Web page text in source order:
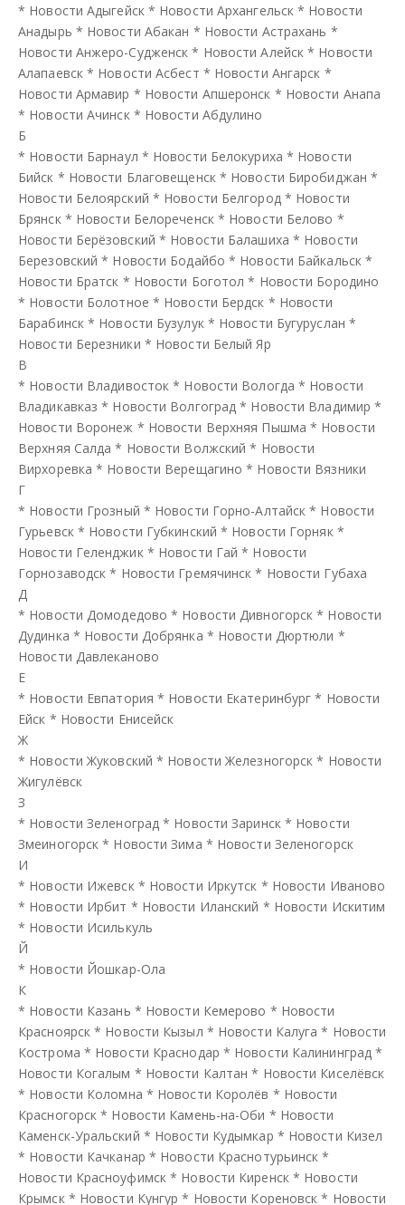
* Новости Адыгейск * Новости Архангельск * Новости
Анадырь * Новости Абакан * Новости Астрахань *
Новости Анжеро-Судженск * Новости Алейск * Новости
Алапаевск * Новости Асбест * Новости Ангарск *
Новости Армавир * Новости Апшеронск * Новости Анапа
* Новости Ачинск * Новости Абдулино
Б
* Новости Барнаул * Новости Белокуриха * Новости
Бийск * Новости Благовещенск * Новости Биробиджан *
Новости Белоярский * Новости Белгород * Новости
Брянск * Новости Белореченск * Новости Белово *
Новости Берёзовский * Новости Балашиха * Новости
Березовский * Новости Бодайбо * Новости Байкальск *
Новости Братск * Новости Боготол * Новости Бородино
* Новости Болотное * Новости Бердск * Новости
Барабинск * Новости Бузулук * Новости Бугуруслан *
Новости Березники * Новости Белый Яр
В
* Новости Владивосток * Новости Вологда * Новости
Владикавказ * Новости Волгоград * Новости Владимир *
Новости Воронеж * Новости Верхняя Пышма * Новости
Верхняя Салда * Новости Волжский * Новости
Вирхоревка * Новости Верещагино * Новости Вязники
Г
* Новости Грозный * Новости Горно-Алтайск * Новости
Гурьевск * Новости Губкинский * Новости Горняк *
Новости Геленджик * Новости Гай * Новости
Горнозаводск * Новости Гремячинск * Новости Губаха
Д
* Новости Домодедово * Новости Дивногорск * Новости
Дудинка * Новости Добрянка * Новости Дюртюли *
Новости Давлеканово
Е
* Новости Евпатория * Новости Екатеринбург * Новости
Ейск * Новости Енисейск
Ж
* Новости Жуковский * Новости Железногорск * Новости
Жигулёвск
З
* Новости Зеленоград * Новости Заринск * Новости
Змеиногорск * Новости Зима * Новости Зеленогорск
И
* Новости Ижевск * Новости Иркутск * Новости Иваново
* Новости Ирбит * Новости Иланский * Новости Искитим
* Новости Исилькуль
Й
* Новости Йошкар-Ола
К
* Новости Казань * Новости Кемерово * Новости
Красноярск * Новости Кызыл * Новости Калуга * Новости
Кострома * Новости Краснодар * Новости Калининград *
Новости Когалым * Новости Калтан * Новости Киселёвск
* Новости Коломна * Новости Королёв * Новости
Красногорск * Новости Камень-на-Оби * Новости
Каменск-Уральский * Новости Кудымкар * Новости Кизел
* Новости Качканар * Новости Краснотурьинск *
Новости Красноуфимск * Новости Киренск * Новости
Крымск * Новости Кунгур * Новости Кореновск * Новости